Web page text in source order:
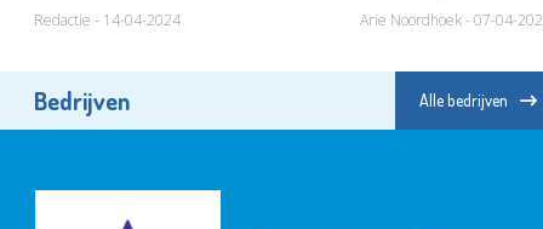
Redactie - 14-04-2024 Arie Noordhoek - 07-04-
Bedrijven Alle bedrijven